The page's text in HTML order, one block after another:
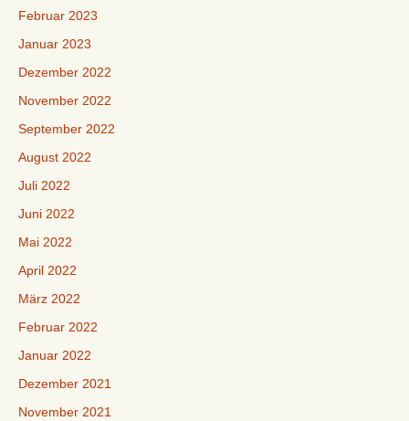
Februar 2023
Januar 2023
Dezember 2022
November 2022
September 2022
August 2022
Juli 2022
Juni 2022
Mai 2022
April 2022
März 2022
Februar 2022
Januar 2022
Dezember 2021
November 2021